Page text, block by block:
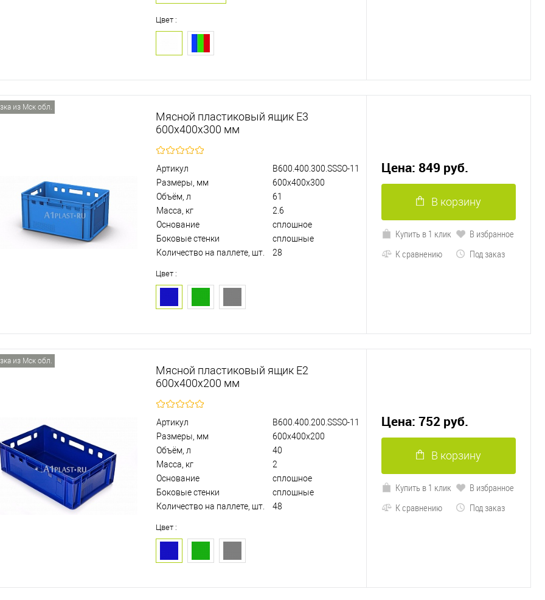
Цвет :
из Мск обл.
Мясной пластиковый ящик Е3
600х400х300 мм
Артикул
B600.400.300.SSSO-11
Размеры, мм
600х400х300
Объём, л
61
Масса, кг
2.6
Основание
сплошное
Боковые стенки
сплошные
Количество на паллете, шт.
28
Цвет :
Цена: 849 руб.
В корзину
Купить в 1 клик
В избранное
К сравнению
Под заказ
из Мск обл.
Мясной пластиковый ящик Е2
600х400х200 мм
Артикул
B600.400.200.SSSO-11
Размеры, мм
600х400х200
Объём, л
40
Масса, кг
2
Основание
сплошное
Боковые стенки
сплошные
Количество на паллете, шт.
48
Цвет :
Цена: 752 руб.
В корзину
Купить в 1 клик
В избранное
К сравнению
Под заказ